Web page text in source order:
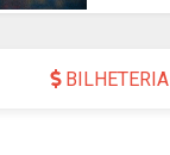
BILHETERIA